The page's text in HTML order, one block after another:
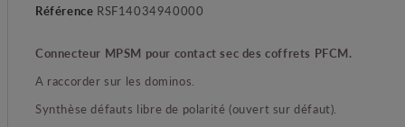
Référence RSF14034940000
Connecteur MPSM pour contact sec des coffrets PFCM.
A raccorder sur les dominos.
Synthèse défauts libre de polarité (ouvert sur défaut).